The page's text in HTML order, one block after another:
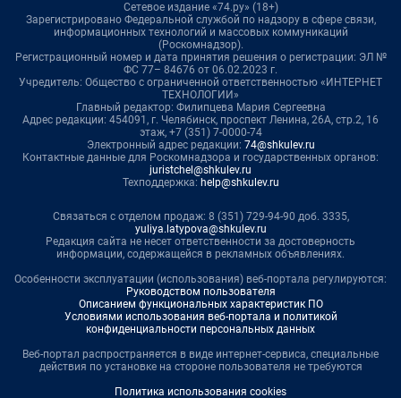
Сетевое издание «74.ру» (18+)
Зарегистрировано Федеральной службой по надзору в сфере связи,
информационных технологий и массовых коммуникаций
(Роскомнадзор).
Регистрационный номер и дата принятия решения о регистрации: ЭЛ №
ФС 77– 84676 от 06.02.2023 г.
Учредитель: Общество с ограниченной ответственностью «ИНТЕРНЕТ
ТЕХНОЛОГИИ»
Главный редактор: Филипцева Мария Сергеевна
Адрес редакции: 454091, г. Челябинск, проспект Ленина, 26А, стр.2, 16
этаж, +7 (351) 7-0000-74
Электронный адрес редакции: 74@shkulev.ru
Контактные данные для Роскомнадзора и государственных органов:
juristchel@shkulev.ru
Техподдержка: help@shkulev.ru
Связаться с отделом продаж: 8 (351) 729-94-90 доб. 3335,
yuliya.latypova@shkulev.ru
Редакция сайта не несет ответственности за достоверность
информации, содержащейся в рекламных объявлениях.
Особенности эксплуатации (использования) веб-портала регулируются:
Руководством пользователя
Описанием функциональных характеристик ПО
Условиями использования веб-портала и политикой
конфиденциальности персональных данных
Веб-портал распространяется в виде интернет-сервиса, специальные
действия по установке на стороне пользователя не требуются
Политика использования cookies